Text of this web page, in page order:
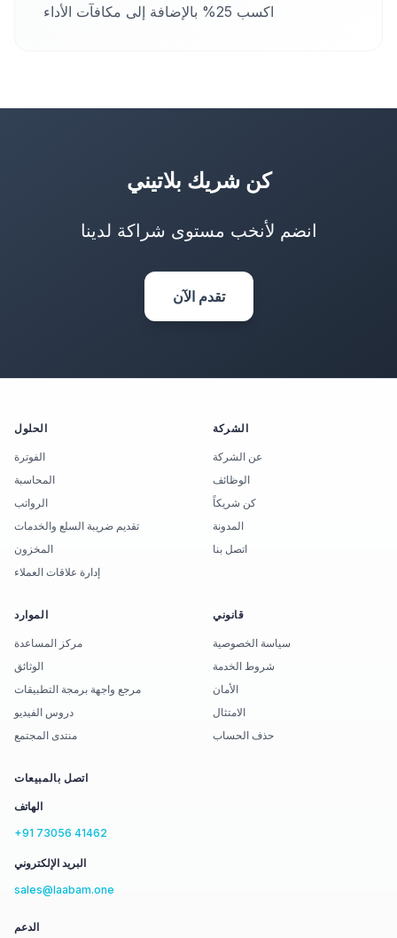
اكسب 25% بالإضافة إلى مكافآت الأداء
كن شريك بلاتيني
انضم لأنخب مستوى شراكة لدينا
تقدم الآن
الحلول
الفوترة
المحاسبة
الرواتب
تقديم ضريبة السلع والخدمات
المخزون
إدارة علاقات العملاء
الشركة
عن الشركة
الوظائف
كن شريكاً
المدونة
اتصل بنا
الموارد
مركز المساعدة
الوثائق
مرجع واجهة برمجة التطبيقات
دروس الفيديو
منتدى المجتمع
قانوني
سياسة الخصوصية
شروط الخدمة
الأمان
الامتثال
حذف الحساب
اتصل بالمبيعات
الهاتف
+91 73056 41462
البريد الإلكتروني
sales@laabam.one
الدعم